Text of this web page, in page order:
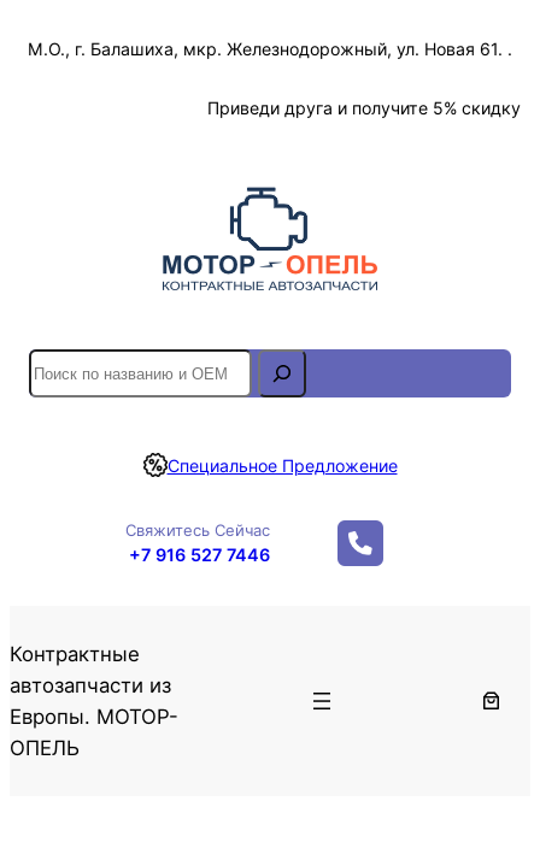
М.О., г. Балашиха, мкр. Железнодорожный, ул. Новая 61. .
Приведи друга и получите 5% скидку
S
e
r
Специальное Предложение
Свяжитесь Сейчас
+7 916 527 7446
Контрактные
автозапчасти из
Европы. МОТОР-
ОПЕЛЬ